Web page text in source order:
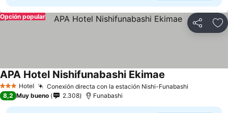
Compartir
Opción popular
3 Estrellas
Hotel Conexión directa con la estación Nishi-Funabashi
APA Hotel Nishifunabashi Ekimae
8,2 Muy bueno 2.308 Funabashi